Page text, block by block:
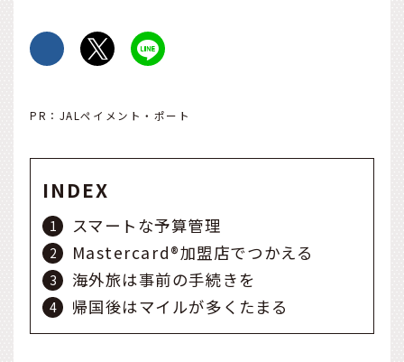
PR：JALペイメント・ポート
INDEX
スマートな予算管理
Mastercard®加盟店でつかえる
海外旅は事前の手続きを
帰国後はマイルが多くたまる